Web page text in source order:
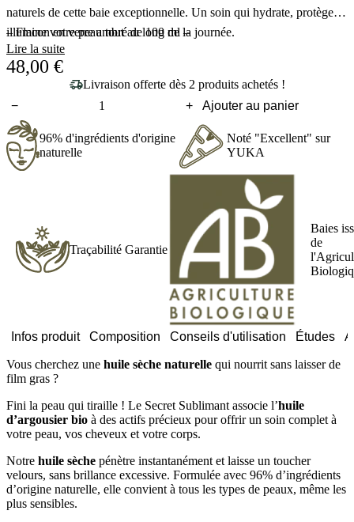
naturels de cette baie exceptionnelle. Un soin qui hydrate, protège et
illumine votre peau tout au long de la journée.
– Flacon en verre ambré de 100 ml –
Lire la suite
48,00 €
Livraison offerte dès 2 produits achetés !
quantité
de
Secret
Sublimant
− + Ajouter au panier
96% d'ingrédients d'origine
naturelle
Noté "Excellent" sur
YUKA
Traçabilité Garantie
Baies
de
Infos produit Composition Conseils d'utilisation Études
Vous cherchez une huile sèche naturelle qui nourrit sans laisser de
film gras ?
Fini la peau qui tiraille ! Le Secret Sublimant associe l’huile
d’argousier bio à des actifs précieux pour offrir un soin complet à
votre peau, vos cheveux et votre corps.
Notre huile sèche pénètre instantanément et laisse un toucher
velours, sans brillance excessive. Formulée avec 96% d’ingrédients
d’origine naturelle, elle convient à tous les types de peaux, même les
plus sensibles.